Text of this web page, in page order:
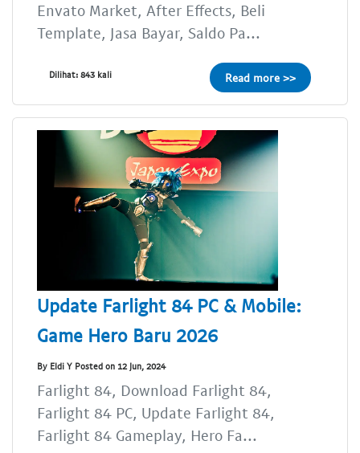
Envato Market, After Effects, Beli
Template, Jasa Bayar, Saldo Pa...
Dilihat: 843 kali Read more >>
Update Farlight 84 PC & Mobile:
Game Hero Baru 2026
By Eldi Y Posted on 12 Jun, 2024
Farlight 84, Download Farlight 84,
Farlight 84 PC, Update Farlight 84,
Farlight 84 Gameplay, Hero Fa...